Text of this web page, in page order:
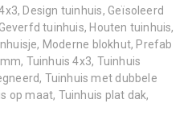
, Design tuinhuis, Geïsoleerd
Geverfd tuinhuis, Houten tuinhuis,
, Moderne blokhut, Prefab
, Tuinhuis 4x3, Tuinhuis
, Tuinhuis met dubbele
op maat, Tuinhuis plat dak,